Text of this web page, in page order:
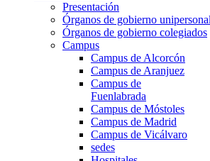
Presentación
Órganos de gobierno
Órganos de gobierno colegiados
Campus
Campus de Alcorcón
Campus de Aranjuez
Campus de
Fuenlabrada
Campus de Móstoles
Campus de Madrid
Campus de Vicálvaro
sedes